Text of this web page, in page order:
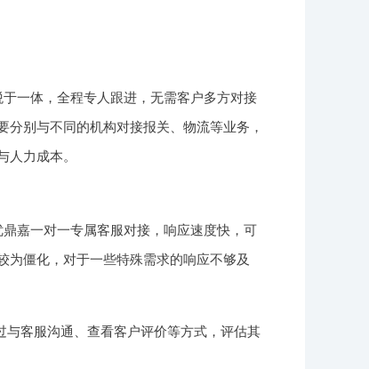
一体，全程专人跟进，无需客户多方对接
别与不同的机构对接报关、物流等业务，
力成本。
嘉一对一专属客服对接，响应速度快，可
为僵化，对于一些特殊需求的响应不够及
与客服沟通、查看客户评价等方式，评估其